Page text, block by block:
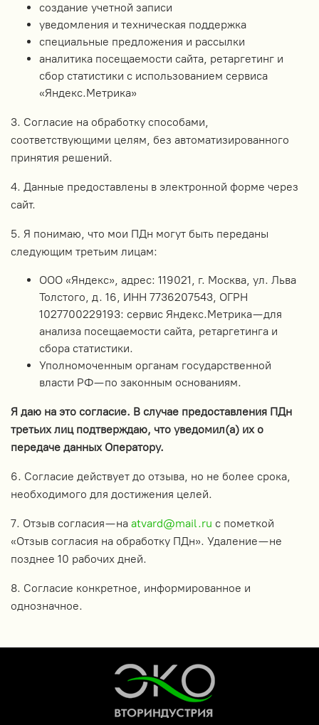
создание учетной записи
уведомления и техническая поддержка
специальные предложения и рассылки
аналитика посещаемости сайта, ретаргетинг и
сбор статистики с использованием сервиса
«Яндекс.Метрика»
3. Согласие на обработку способами,
соответствующими целям, без автоматизированного
принятия решений.
4. Данные предоставлены в электронной форме через
сайт.
5. Я понимаю, что мои ПДн могут быть переданы
следующим третьим лицам:
ООО «Яндекс», адрес: 119021, г. Москва, ул. Льва
Толстого, д. 16, ИНН 7736207543, ОГРН
1027700229193: сервис Яндекс.Метрика — для
анализа посещаемости сайта, ретаргетинга и
сбора статистики.
Уполномоченным органам государственной
власти РФ — по законным основаниям.
Я даю на это согласие. В случае предоставления ПДн
третьих лиц подтверждаю, что уведомил(а) их о
передаче данных Оператору.
6. Согласие действует до отзыва, но не более срока,
необходимого для достижения целей.
7. Отзыв согласия — на atvard@mail.ru с пометкой
«Отзыв согласия на обработку ПДн». Удаление — не
позднее 10 рабочих дней.
8. Согласие конкретное, информированное и
однозначное.